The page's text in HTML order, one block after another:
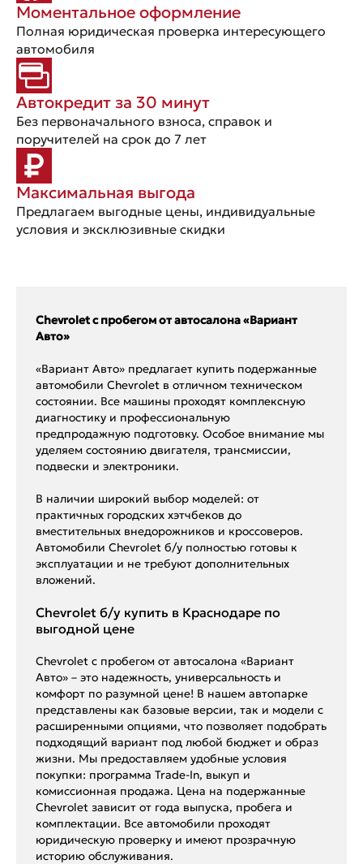
Моментальное оформление
Полная юридическая проверка интересующего
автомобиля
Автокредит за 30 минут
Без первоначального взноса, справок и
поручителей на срок до 7 лет
Максимальная выгода
Предлагаем выгодные цены, индивидуальные
условия и эксклюзивные скидки
Chevrolet с пробегом от автосалона «Вариант
Авто»
«Вариант Авто» предлагает купить подержанные
автомобили Chevrolet в отличном техническом
состоянии. Все машины проходят комплексную
диагностику и профессиональную
предпродажную подготовку. Особое внимание мы
уделяем состоянию двигателя, трансмиссии,
подвески и электроники.
В наличии широкий выбор моделей: от
практичных городских хэтчбеков до
вместительных внедорожников и кроссоверов.
Автомобили Chevrolet б/у полностью готовы к
эксплуатации и не требуют дополнительных
вложений.
Chevrolet б/у купить в Краснодаре по
выгодной цене
Chevrolet с пробегом от автосалона «Вариант
Авто» – это надежность, универсальность и
комфорт по разумной цене! В нашем автопарке
представлены как базовые версии, так и модели с
расширенными опциями, что позволяет подобрать
подходящий вариант под любой бюджет и образ
жизни. Мы предоставляем удобные условия
покупки: программа Trade-In, выкуп и
комиссионная продажа. Цена на подержанные
Chevrolet зависит от года выпуска, пробега и
комплектации. Все автомобили проходят
юридическую проверку и имеют прозрачную
историю обслуживания.